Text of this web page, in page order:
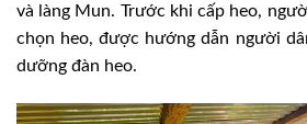
và làng Mun. Trước khi cấp heo,
chọn heo, được hướng dẫn người
dưỡng đàn heo.